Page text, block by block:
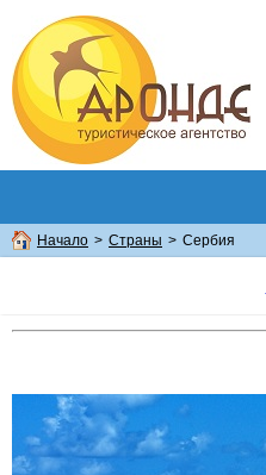
Начало > Страны > Сербия